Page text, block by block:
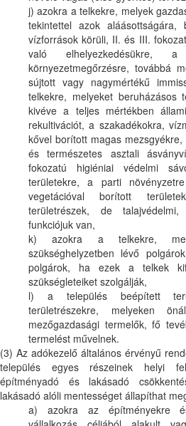
j) azokra a telkekre, melyek
tekintettel azok aláásottságára,
vízforrások körüli, II. és III.
való elhelyezkedésükre, a
környezetmegőrzésre, továbbá
sújtott vagy nagymértékű
telkekre, melyeket beruházásos
kivéve a teljes mértékben
rekultivációt, a szakadékokra,
kővel borított magas
és természetes asztali
fokozatú higiéniai védelmi
területekre, a parti
vegetációval borított
területrészek, de
funkciójuk van,
k) azokra a telkekre,
szükséghelyzetben lévő
polgárok, ha ezek a telkek
szükségleteiket szolgálják,
l) a település beépített
területrészekre, melyeken
mezőgazdasági termelők, fő
termelést művelnek.
(3) Az adókezelő általános érvényű
település egyes részeinek helyi
építményadó és lakásadó
lakásadó alóli mentességet állapíthat
a) azokra az építményekre